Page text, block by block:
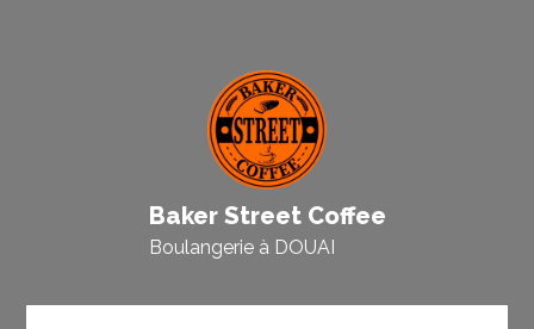
Baker Street Coffee
Boulangerie à DOUAI